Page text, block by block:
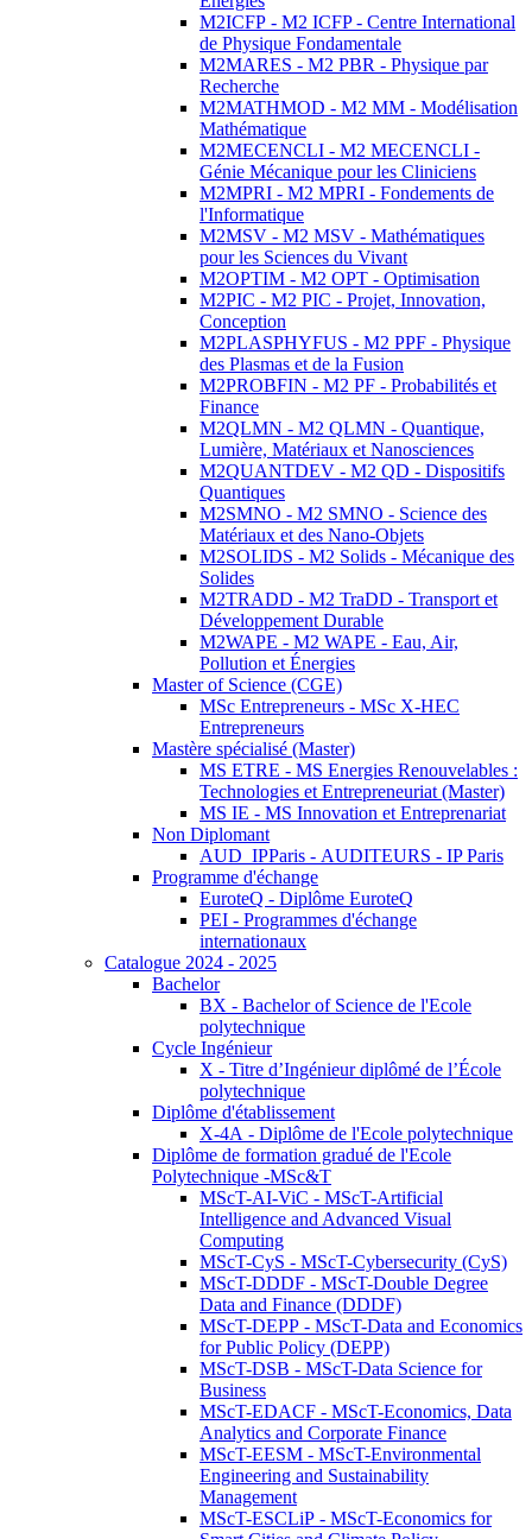
M2ICFP - M2 ICFP - Centre International
de Physique Fondamentale
M2MARES - M2 PBR - Physique par
Recherche
M2MATHMOD - M2 MM - Modélisation
Mathématique
M2MECENCLI - M2 MECENCLI -
Génie Mécanique pour les Cliniciens
M2MPRI - M2 MPRI - Fondements de
l'Informatique
M2MSV - M2 MSV - Mathématiques
pour les Sciences du Vivant
M2OPTIM - M2 OPT - Optimisation
M2PIC - M2 PIC - Projet, Innovation,
Conception
M2PLASPHYFUS - M2 PPF - Physique
des Plasmas et de la Fusion
M2PROBFIN - M2 PF - Probabilités et
Finance
M2QLMN - M2 QLMN - Quantique,
Lumière, Matériaux et Nanosciences
M2QUANTDEV - M2 QD - Dispositifs
Quantiques
M2SMNO - M2 SMNO - Science des
Matériaux et des Nano-Objets
M2SOLIDS - M2 Solids - Mécanique des
Solides
M2TRADD - M2 TraDD - Transport et
Développement Durable
M2WAPE - M2 WAPE - Eau, Air,
Pollution et Énergies
Master of Science (CGE)
MSc Entrepreneurs - MSc X-HEC
Entrepreneurs
Mastère spécialisé (Master)
MS ETRE - MS Energies Renouvelables :
Technologies et Entrepreneuriat (Master)
MS IE - MS Innovation et Entreprenariat
Non Diplomant
AUD_IPParis - AUDITEURS - IP Paris
Programme d'échange
EuroteQ - Diplôme EuroteQ
PEI - Programmes d'échange
internationaux
Catalogue 2024 - 2025
Bachelor
BX - Bachelor of Science de l'Ecole
polytechnique
Cycle Ingénieur
X - Titre d’Ingénieur diplômé de l’École
polytechnique
Diplôme d'établissement
X-4A - Diplôme de l'Ecole polytechnique
Diplôme de formation gradué de l'Ecole
Polytechnique -MSc&T
MScT-AI-ViC - MScT-Artificial
Intelligence and Advanced Visual
Computing
MScT-CyS - MScT-Cybersecurity (CyS)
MScT-DDDF - MScT-Double Degree
Data and Finance (DDDF)
MScT-DEPP - MScT-Data and Economics
for Public Policy (DEPP)
MScT-DSB - MScT-Data Science for
Business
MScT-EDACF - MScT-Economics, Data
Analytics and Corporate Finance
MScT-EESM - MScT-Environmental
Engineering and Sustainability
Management
MScT-ESCLiP - MScT-Economics for